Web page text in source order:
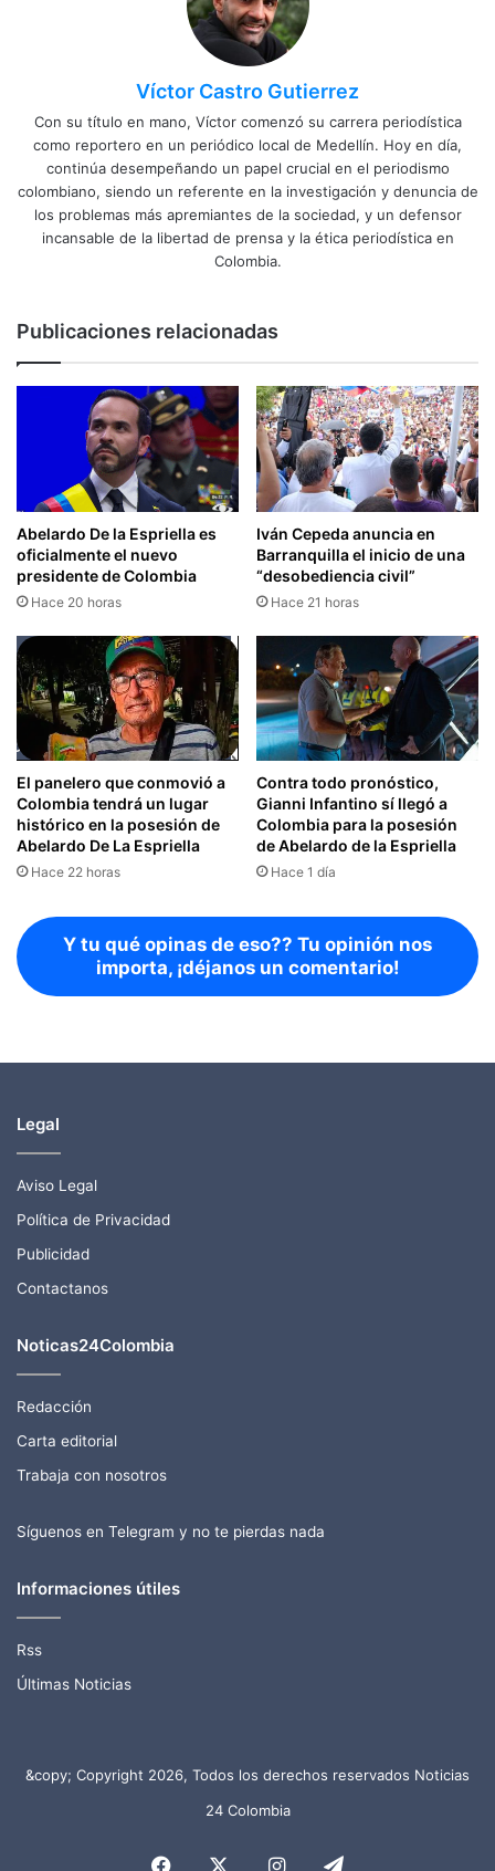
Víctor Castro Gutierrez
Con su título en mano, Víctor comenzó su carrera periodística
como reportero en un periódico local de Medellín. Hoy en día,
continúa desempeñando un papel crucial en el periodismo
colombiano, siendo un referente en la investigación y denuncia de
los problemas más apremiantes de la sociedad, y un defensor
incansable de la libertad de prensa y la ética periodística en
Colombia.
Publicaciones relacionadas
Abelardo De la Espriella es
oficialmente el nuevo
presidente de Colombia
Hace 20 horas
Iván Cepeda anuncia en
Barranquilla el inicio de una
“desobediencia civil”
Hace 21 horas
El panelero que conmovió a
Colombia tendrá un lugar
histórico en la posesión de
Abelardo De La Espriella
Hace 22 horas
Contra todo pronóstico,
Gianni Infantino sí llegó a
Colombia para la posesión
de Abelardo de la Espriella
Hace 1 día
Y tu qué opinas de eso?? Tu opinión nos
importa, ¡déjanos un comentario!
Legal
Aviso Legal
Política de Privacidad
Publicidad
Contactanos
Noticas24Colombia
Redacción
Carta editorial
Trabaja con nosotros
Síguenos en Telegram y no te pierdas nada
Informaciones útiles
Rss
Últimas Noticias
&copy; Copyright 2026, Todos los derechos reservados Noticias
24 Colombia
Facebook InstagramTelegram